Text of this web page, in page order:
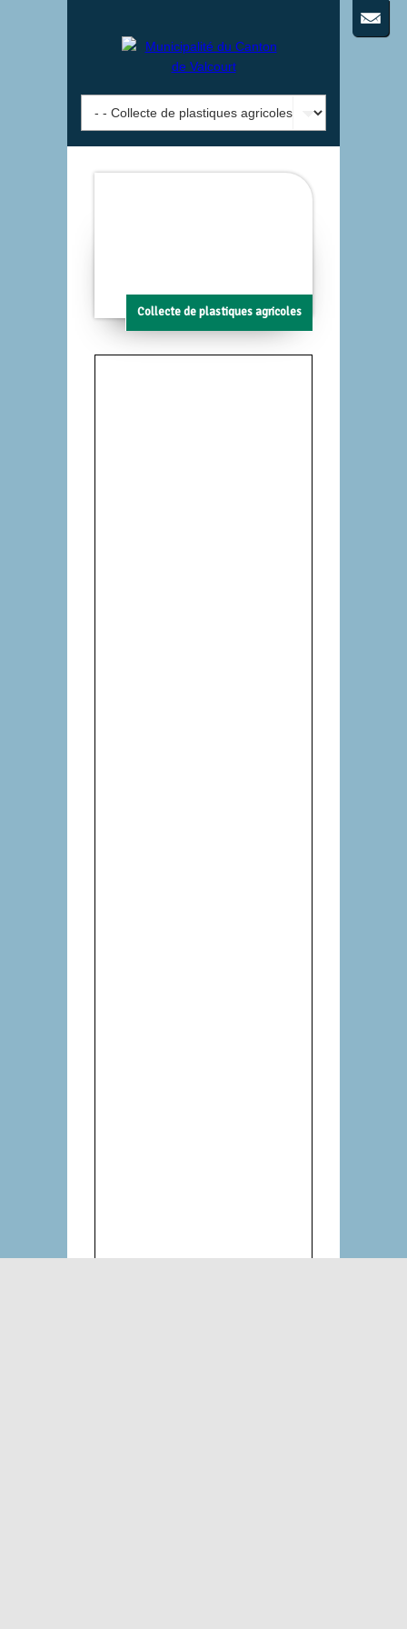
Collecte de plastiques agricoles